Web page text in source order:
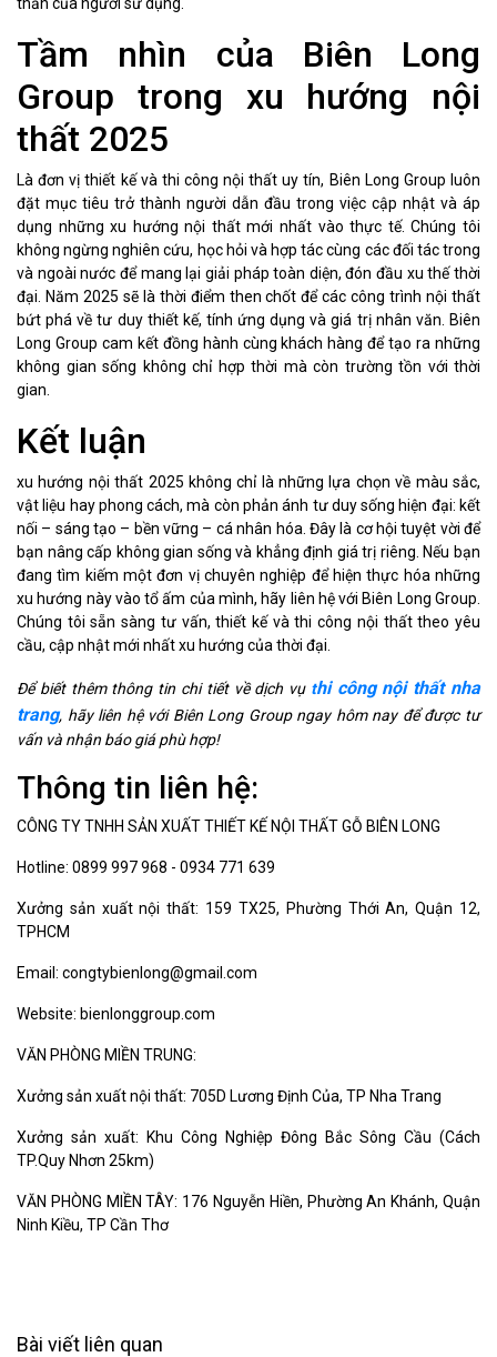
Tầm nhìn của Biên Long
Group trong xu hướng nội
thất 2025
Là đơn vị thiết kế và thi công nội thất uy tín, Biên Long Group luôn
đặt mục tiêu trở thành người dẫn đầu trong việc cập nhật và áp
dụng những xu hướng nội thất mới nhất vào thực tế. Chúng tôi
không ngừng nghiên cứu, học hỏi và hợp tác cùng các đối tác trong
và ngoài nước để mang lại giải pháp toàn diện, đón đầu xu thế thời
đại. Năm 2025 sẽ là thời điểm then chốt để các công trình nội thất
bứt phá về tư duy thiết kế, tính ứng dụng và giá trị nhân văn. Biên
Long Group cam kết đồng hành cùng khách hàng để tạo ra những
không gian sống không chỉ hợp thời mà còn trường tồn với thời
gian.
Kết luận
xu hướng nội thất 2025 không chỉ là những lựa chọn về màu sắc,
vật liệu hay phong cách, mà còn phản ánh tư duy sống hiện đại: kết
nối – sáng tạo – bền vững – cá nhân hóa. Đây là cơ hội tuyệt vời để
bạn nâng cấp không gian sống và khẳng định giá trị riêng. Nếu bạn
đang tìm kiếm một đơn vị chuyên nghiệp để hiện thực hóa những
xu hướng này vào tổ ấm của mình, hãy liên hệ với Biên Long Group.
Chúng tôi sẵn sàng tư vấn, thiết kế và thi công nội thất theo yêu
cầu, cập nhật mới nhất xu hướng của thời đại.
Để biết thêm thông tin chi tiết về dịch vụ thi công nội thất nha
trang, hãy liên hệ với Biên Long Group ngay hôm nay để được tư
vấn và nhận báo giá phù hợp!
Thông tin liên hệ:
CÔNG TY TNHH SẢN XUẤT THIẾT KẾ NỘI THẤT GỖ BIÊN LONG
Hotline: 0899 997 968 - 0934 771 639
Xưởng sản xuất nội thất: 159 TX25, Phường Thới An, Quận 12,
TPHCM
Email: congtybienlong@gmail.com
Website: bienlonggroup.com
VĂN PHÒNG MIỀN TRUNG:
Xưởng sản xuất nội thất: 705D Lương Định Của, TP Nha Trang
Xưởng sản xuất: Khu Công Nghiệp Đông Bắc Sông Cầu (Cách
TP.Quy Nhơn 25km)
VĂN PHÒNG MIỀN TÂY: 176 Nguyễn Hiền, Phường An Khánh, Quận
Ninh Kiều, TP Cần Thơ
Bài viết liên quan